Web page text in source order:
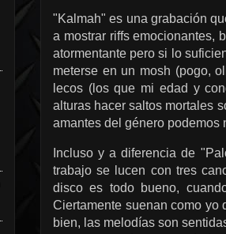
"Kalmah" es una grabación
a mostrar riffs emocionantes,
atormentante pero si lo
meterse en un mosh (pogo,
lecos (los que mi edad y
alturas hacer saltos mortales
amantes del género podemos
Incluso y a diferencia de
trabajo se lucen con tres
disco es todo bueno,
Ciertamente suenan como yo
bien, las melodías son